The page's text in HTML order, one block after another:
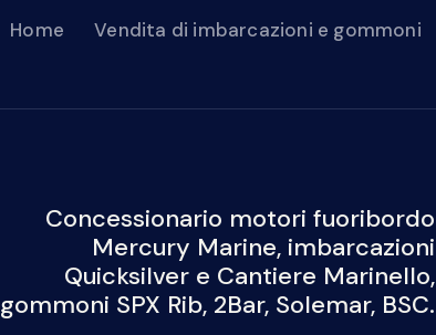
Home Vendita di imbarcazioni e gommoni
Concessionario motori fuoribordo
Mercury Marine, imbarcazioni
Quicksilver e Cantiere Marinello,
gommoni SPX Rib, 2Bar, Solemar, BSC.